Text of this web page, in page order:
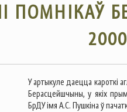
ПОМНІКАЎ
У артыкуле даецца кароткі
Берасцейшчыны, у якіх
БрДУ імя А.С. Пушкіна ў